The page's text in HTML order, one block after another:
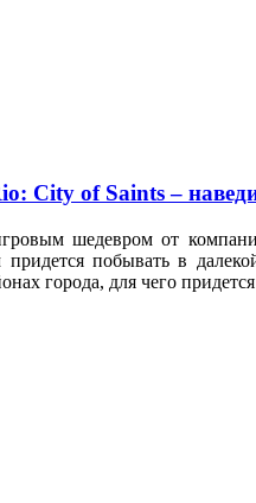
City of Saints –
шедевром от
придется побывать в
города, для чего